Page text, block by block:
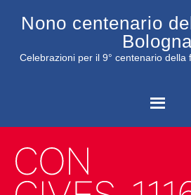
Nono centenario
Celebrazioni per il 9° centenario della